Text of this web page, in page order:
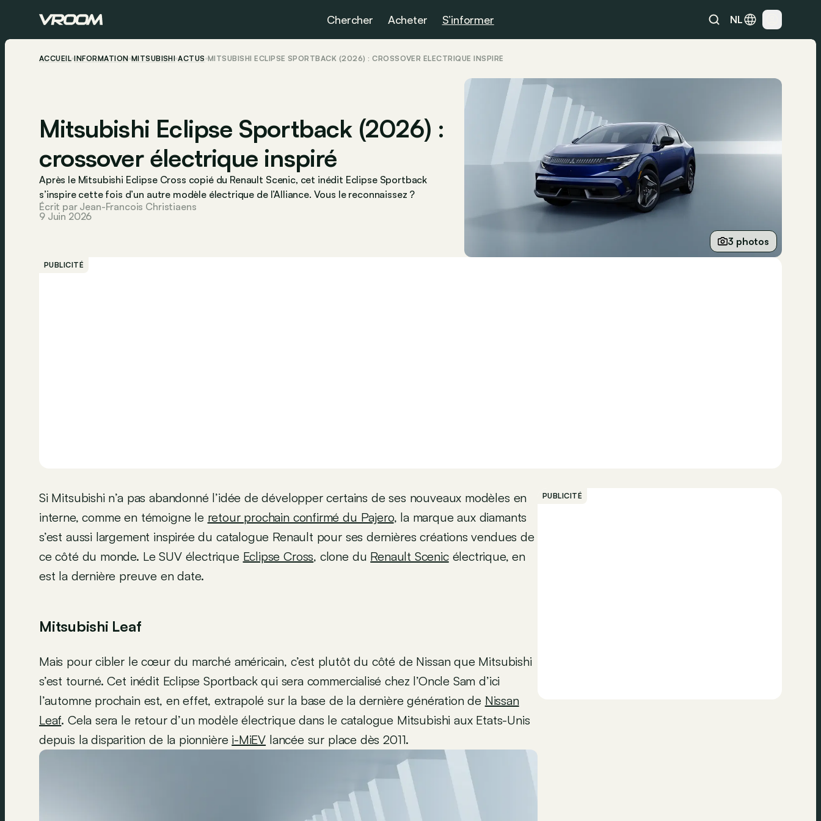
Chercher Acheter S’informer NL
ACCUEIL INFORMATION MITSUBISHI ACTUS MITSUBISHI ECLIPSE SPORTBACK (2026) : CROSSOVER ÉLECTRIQUE INSPIRÉ
Mitsubishi Eclipse Sportback (2026) :
crossover électrique inspiré
Après le Mitsubishi Eclipse Cross copié du Renault Scenic, cet inédit Eclipse Sportback
s’inspire cette fois d’un autre modèle électrique de l’Alliance. Vous le reconnaissez ?
Écrit par Jean-Francois Christiaens
9 Juin 2026
3 photos
PUBLICITÉ
Si Mitsubishi n’a pas abandonné l’idée de développer certains de ses nouveaux modèles en
interne, comme en témoigne le retour prochain confirmé du Pajero, la marque aux diamants
s’est aussi largement inspirée du catalogue Renault pour ses dernières créations vendues de
ce côté du monde. Le SUV électrique Eclipse Cross, clone du Renault Scenicélectrique, en
est la dernière preuve en date.
Mitsubishi Leaf
Mais pour cibler le cœur du marché américain, c’est plutôt du côté de Nissan que Mitsubishi
s’est tourné. Cet inédit Eclipse Sportback qui sera commercialisé chez l’Oncle Sam d’ici
l’automne prochain est, en effet, extrapolé sur la base de la dernière génération de Nissan
Leaf. Cela sera le retour d’un modèle électrique dans le catalogue Mitsubishi aux Etats-Unis
depuis la disparition de la pionnière i-MiEV lancée sur place dès 2011.
PUBLICITÉ